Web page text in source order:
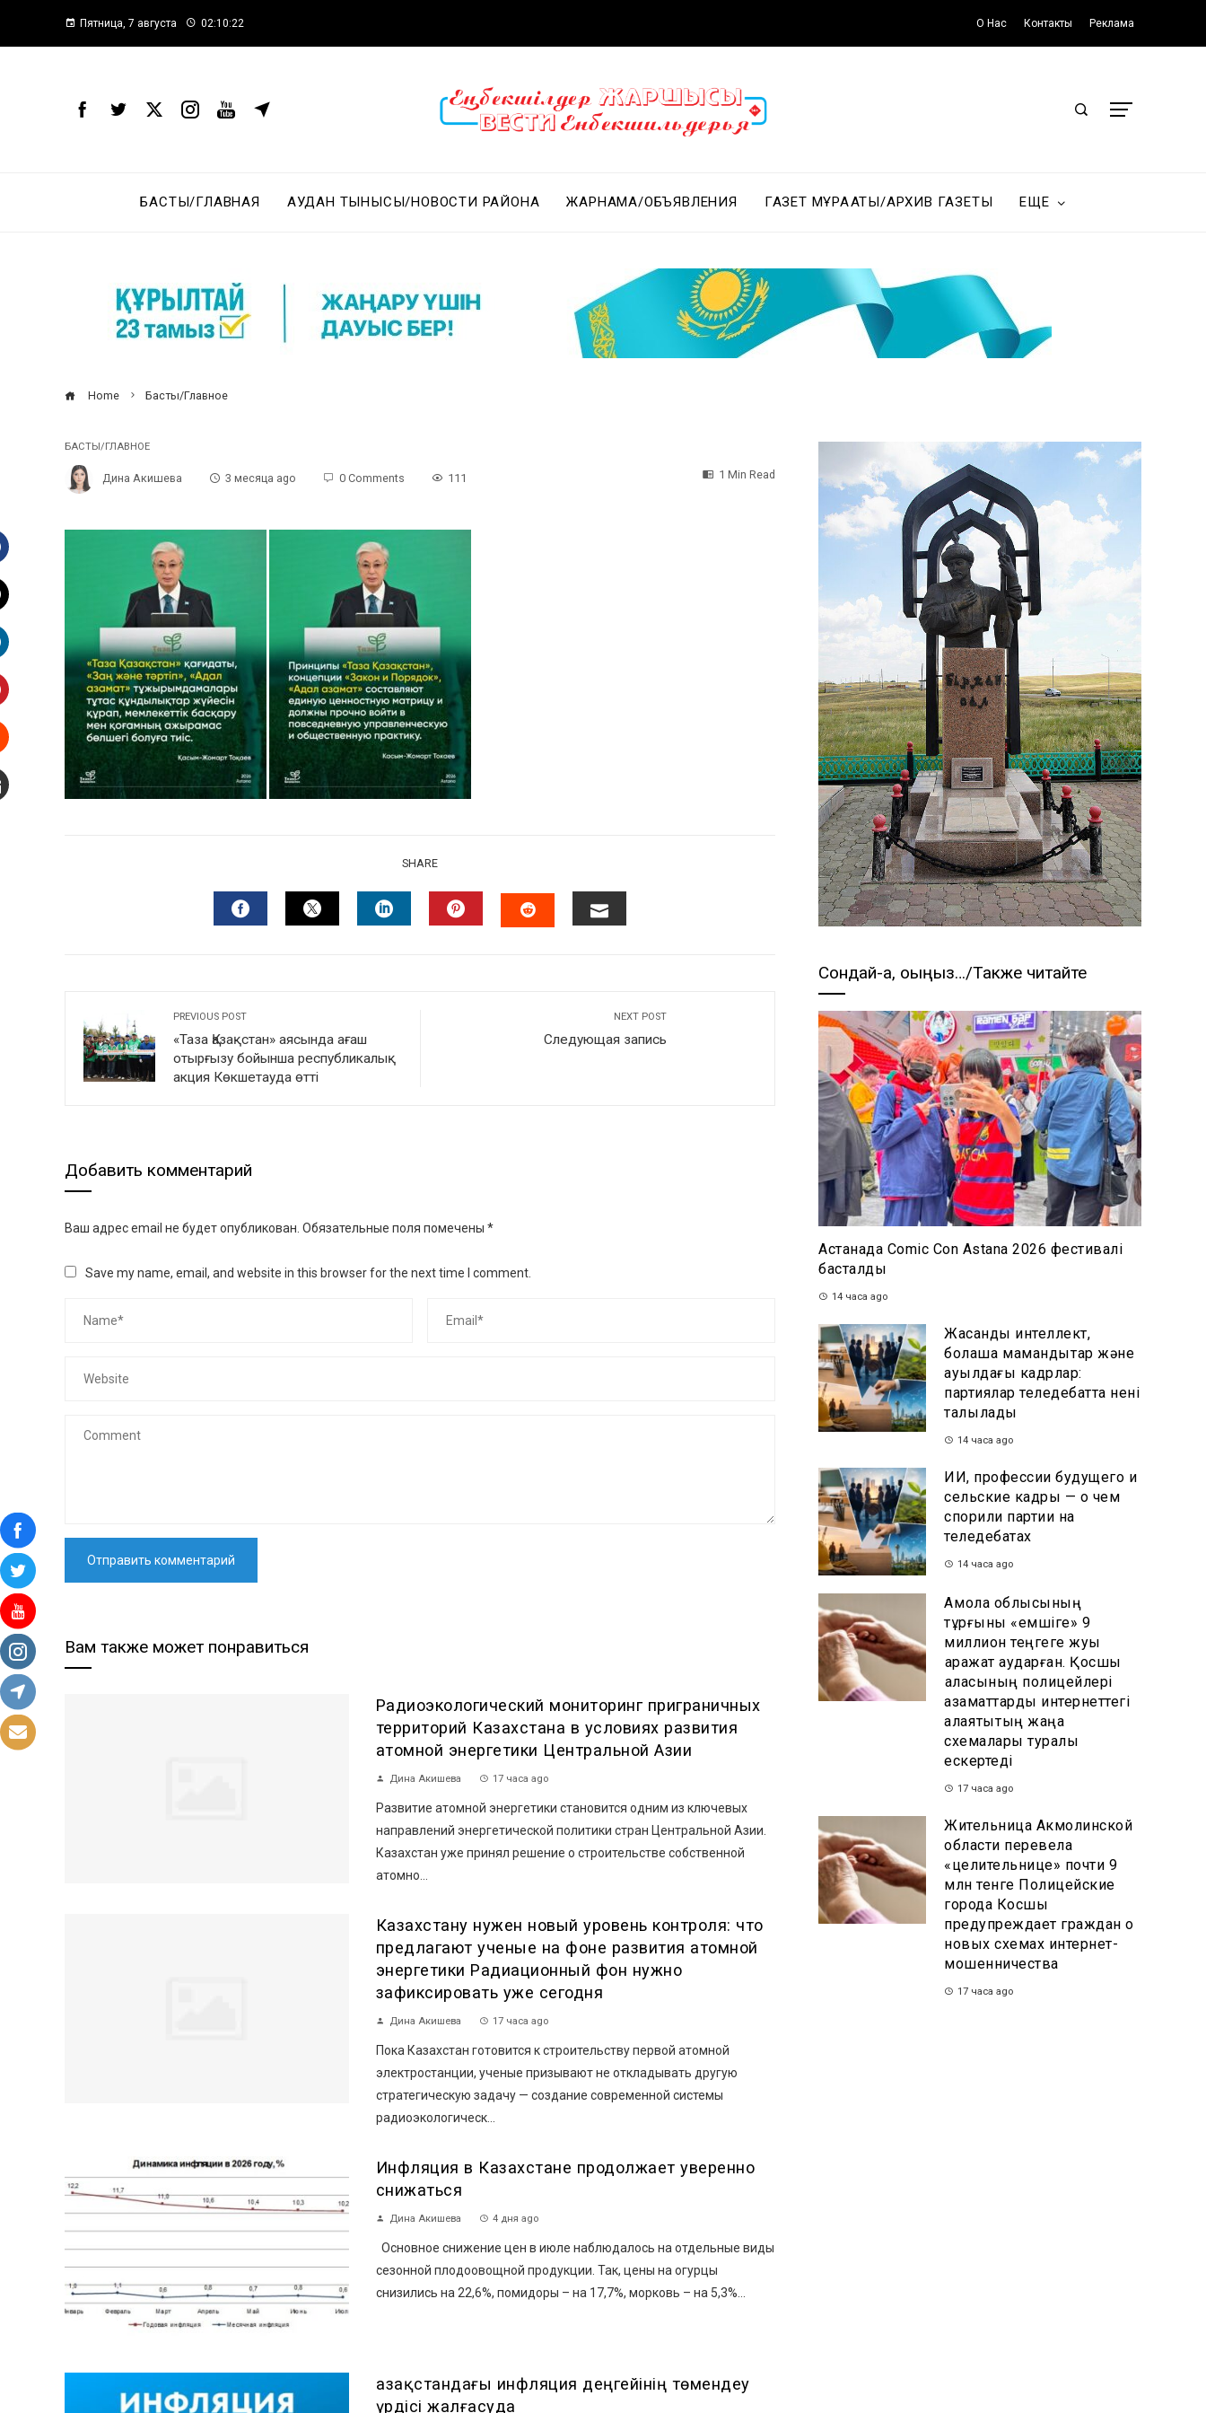
Пятница, 7 августа 02:10:23 О Нас Контакты Реклама
БАСТЫ/ГЛАВНАЯ АУДАН ТЫНЫСЫ/НОВОСТИ РАЙОНА ЖАРНАМА/ОБЪЯВЛЕНИЯ ГАЗЕТ МҰРАҒАТЫ/АРХИВ ГАЗЕТЫ ЕЩЕ
Home Басты/Главное
БАСТЫ/ГЛАВНОЕ
Дина Акишева 3 месяца ago 0 Comments 111 1 Min Read
SHARE
PREVIOUS POST
«Таза Қазақстан» аясында ағаш
отырғызу бойынша республикалық
акция Көкшетауда өтті
NEXT POST
Следующая запись
Добавить комментарий
Ваш адрес email не будет опубликован. Обязательные поля помечены *
Save my name, email, and website in this browser for the next time I comment.
Вам также может понравиться
Радиоэкологический мониторинг приграничных
территорий Казахстана в условиях развития
атомной энергетики Центральной Азии
Дина Акишева 17 часа ago
Развитие атомной энергетики становится одним из ключевых
направлений энергетической политики стран Центральной Азии.
Казахстан уже принял решение о строительстве собственной
атомно...
Казахстану нужен новый уровень контроля: что
предлагают ученые на фоне развития атомной
энергетики Радиационный фон нужно
зафиксировать уже сегодня
Дина Акишева 17 часа ago
Пока Казахстан готовится к строительству первой атомной
электростанции, ученые призывают не откладывать другую
стратегическую задачу — создание современной системы
радиоэкологическ...
Инфляция в Казахстане продолжает уверенно
снижаться
Дина Акишева 4 дня ago
Основное снижение цен в июле наблюдалось на отдельные виды
сезонной плодоовощной продукции. Так, цены на огурцы
снизились на 22,6%, помидоры – на 17,7%, морковь – на 5,3%...
Қазақстандағы инфляция деңгейінің төмендеу
үрдісі жалғасуда
Сондай-ақ, оқыңыз…/Также читайте
Астанада Comic Con Astana 2026 фестивалі
басталды
14 часа ago
Жасанды интеллект,
болашақ мамандықтар және
ауылдағы кадрлар:
партиялар теледебатта нені
талқылады
14 часа ago
ИИ, профессии будущего и
сельские кадры — о чем
спорили партии на
теледебатах
14 часа ago
Ақмола облысының
тұрғыны «емшіге» 9
миллион теңгеге жуық
қаражат аударған. Қосшы
қаласының полицейлері
азаматтарды интернеттегі
алаяқтықтың жаңа
схемалары туралы
ескертеді
17 часа ago
Жительница Акмолинской
области перевела
«целительнице» почти 9
млн тенге Полицейские
города Косшы
предупреждает граждан о
новых схемах интернет-
мошенничества
17 часа ago